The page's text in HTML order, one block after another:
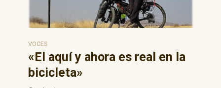
VOCES
«El aquí y ahora es real en la
bicicleta»